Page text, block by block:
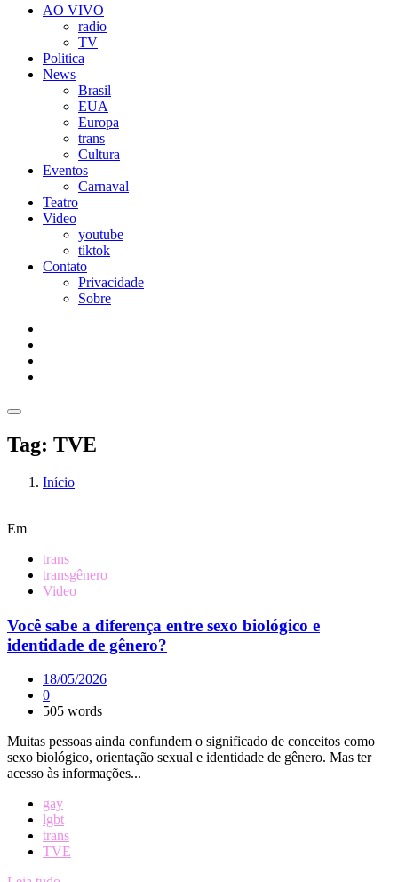
AO VIVO
radio
TV
Politica
News
Brasil
EUA
Europa
trans
Cultura
Eventos
Carnaval
Teatro
Video
youtube
tiktok
Contato
Privacidade
Sobre
Tag: TVE
Início
Em
trans
transgênero
Video
Você sabe a diferença entre sexo biológico e
identidade de gênero?
18/05/2026
0
505 words
Muitas pessoas ainda confundem o significado de conceitos como
sexo biológico, orientação sexual e identidade de gênero. Mas ter
acesso às informações...
gay
lgbt
trans
TVE